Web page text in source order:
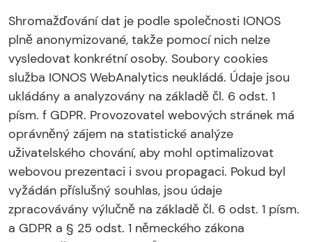
Shromažďování dat je podle společnosti IONOS
plně anonymizované, takže pomocí nich nelze
vysledovat konkrétní osoby. Soubory cookies
služba IONOS WebAnalytics neukládá. Údaje jsou
ukládány a analyzovány na základě čl. 6 odst. 1
písm. f GDPR. Provozovatel webových stránek má
oprávněný zájem na statistické analýze
uživatelského chování, aby mohl optimalizovat
webovou prezentaci i svou propagaci. Pokud byl
vyžádán příslušný souhlas, jsou údaje
zpracovávány výlučně na základě čl. 6 odst. 1 písm.
a GDPR a § 25 odst. 1 německého zákona